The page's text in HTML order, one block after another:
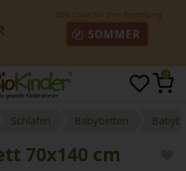
SOMMER
0
Schlafen Babybetten
70x140 cm